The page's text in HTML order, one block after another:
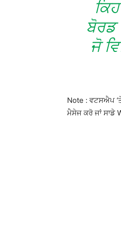
ਬੋਰਡ
ਜੋ
Note : ਵਟਸਐਪ
ਮੈਸੇਜ ਕਰੋ ਜਾਂ ਸਾਡੇ